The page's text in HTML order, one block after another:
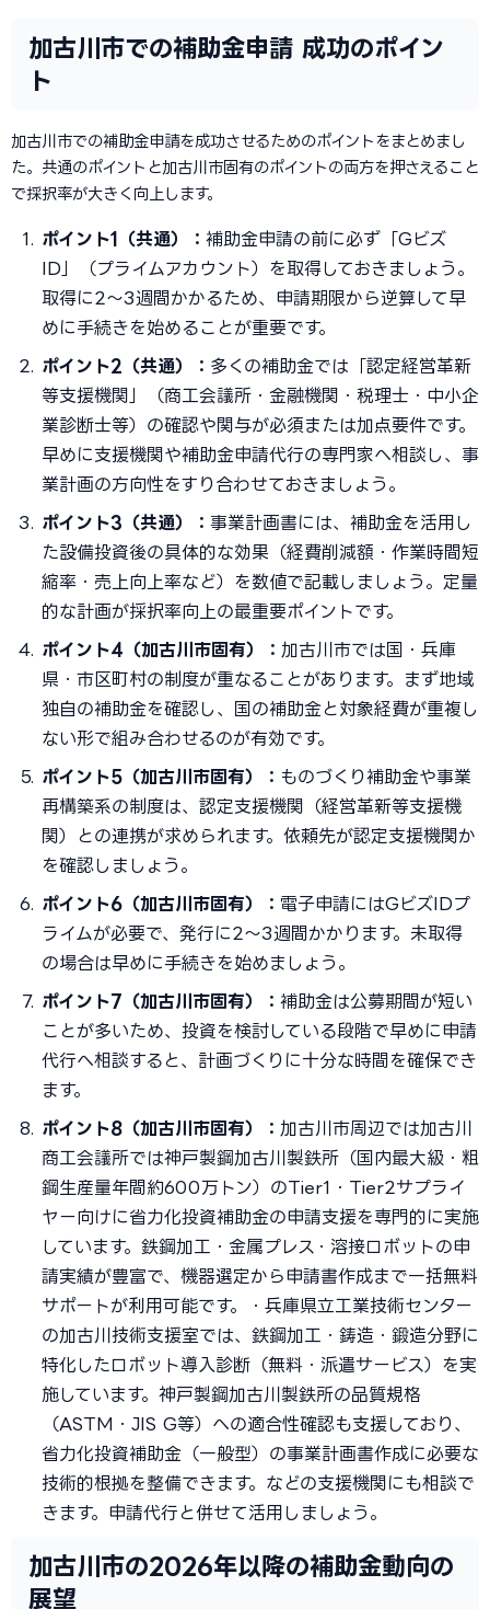
加古川市での補助金申請 成功のポイン
ト
加古川市での補助金申請を成功させるためのポイントをまとめまし
た。共通のポイントと加古川市固有のポイントの両方を押さえること
で採択率が大きく向上します。
ポイント1（共通）： 補助金申請の前に必ず「Gビズ
ID」（プライムアカウント）を取得しておきましょう。
取得に2〜3週間かかるため、申請期限から逆算して早
めに手続きを始めることが重要です。
ポイント2（共通）： 多くの補助金では「認定経営革新
等支援機関」（商工会議所・金融機関・税理士・中小企
業診断士等）の確認や関与が必須または加点要件です。
早めに支援機関や補助金申請代行の専門家へ相談し、事
業計画の方向性をすり合わせておきましょう。
ポイント3（共通）： 事業計画書には、補助金を活用し
た設備投資後の具体的な効果（経費削減額・作業時間短
縮率・売上向上率など）を数値で記載しましょう。定量
的な計画が採択率向上の最重要ポイントです。
ポイント4（加古川市固有）： 加古川市では国・兵庫
県・市区町村の制度が重なることがあります。まず地域
独自の補助金を確認し、国の補助金と対象経費が重複し
ない形で組み合わせるのが有効です。
ポイント5（加古川市固有）： ものづくり補助金や事業
再構築系の制度は、認定支援機関（経営革新等支援機
関）との連携が求められます。依頼先が認定支援機関か
を確認しましょう。
ポイント6（加古川市固有）： 電子申請にはGビズIDプ
ライムが必要で、発行に2〜3週間かかります。未取得
の場合は早めに手続きを始めましょう。
ポイント7（加古川市固有）： 補助金は公募期間が短い
ことが多いため、投資を検討している段階で早めに申請
代行へ相談すると、計画づくりに十分な時間を確保でき
ます。
ポイント8（加古川市固有）： 加古川市周辺では加古川
商工会議所では神戸製鋼加古川製鉄所（国内最大級・粗
鋼生産量年間約600万トン）のTier1・Tier2サプライ
ヤー向けに省力化投資補助金の申請支援を専門的に実施
しています。鉄鋼加工・金属プレス・溶接ロボットの申
請実績が豊富で、機器選定から申請書作成まで一括無料
サポートが利用可能です。・兵庫県立工業技術センター
の加古川技術支援室では、鉄鋼加工・鋳造・鍛造分野に
特化したロボット導入診断（無料・派遣サービス）を実
施しています。神戸製鋼加古川製鉄所の品質規格
（ASTM・JIS G等）への適合性確認も支援しており、
省力化投資補助金（一般型）の事業計画書作成に必要な
技術的根拠を整備できます。などの支援機関にも相談で
きます。申請代行と併せて活用しましょう。
加古川市の2026年以降の補助金動向の
展望